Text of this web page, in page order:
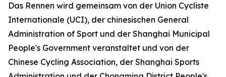
Das Rennen wird gemeinsam von der Union Cycliste
Internationale (UCI), der chinesischen General
Administration of Sport und der Shanghai Municipal
People's Government veranstaltet und von der
Chinese Cycling Association, der Shanghai Sports